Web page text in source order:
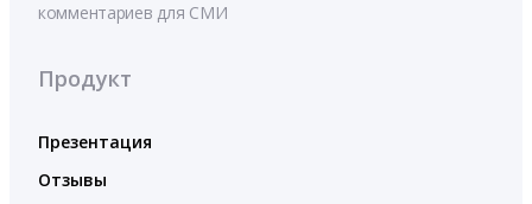
комментариев для СМИ
Продукт
Презентация
Отзывы